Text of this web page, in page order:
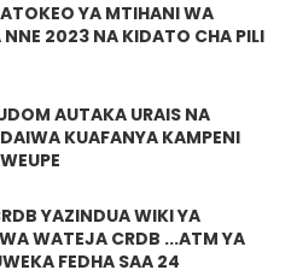
YA MTIHANI WA
NNE 2023 NA KIDATO CHA PILI
AUTAKA URAIS NA
KUAFANYA KAMPENI
YAZINDUA WIKI YA
WATEJA CRDB ...ATM YA
FEDHA SAA 24